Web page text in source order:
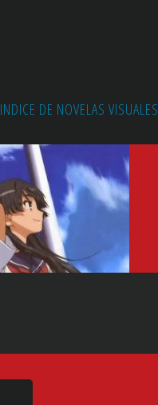
INDICE DE NOVELAS VISUALES